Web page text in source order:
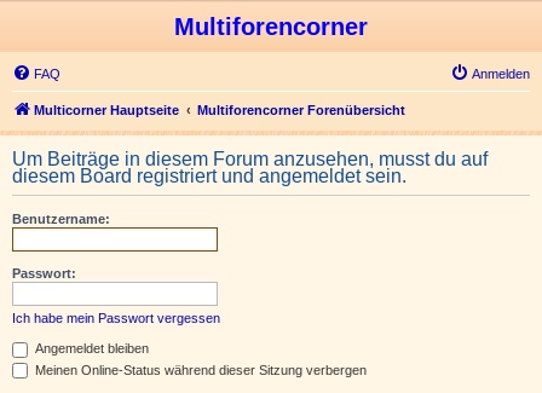
Multiforencorner
FAQ Anmelden
Multicorner Hauptseite Multiforencorner Forenübersicht
Um Beiträge in diesem Forum anzusehen, musst du auf
diesem Board registriert und angemeldet sein.
Benutzername:
Passwort:
Ich habe mein Passwort vergessen
Angemeldet bleiben
Meinen Online-Status während dieser Sitzung verbergen